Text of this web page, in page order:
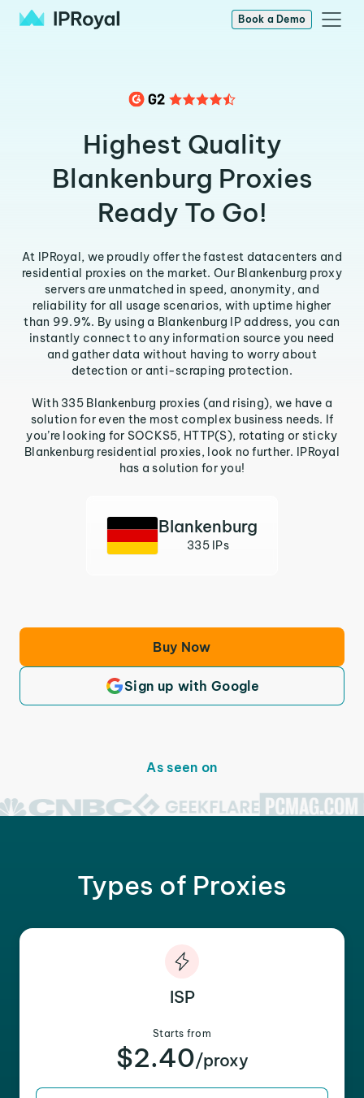
Book a Demo
Highest Quality
Blankenburg Proxies
Ready To Go!
At IPRoyal, we proudly offer the fastest datacenters and
residential proxies on the market. Our Blankenburg proxy
servers are unmatched in speed, anonymity, and
reliability for all usage scenarios, with uptime higher
than 99.9%. By using a Blankenburg IP address, you can
instantly connect to any information source you need
and gather data without having to worry about
detection or anti-scraping protection.
With 335 Blankenburg proxies (and rising), we have a
solution for even the most complex business needs. If
you’re looking for SOCKS5, HTTP(S), rotating or sticky
Blankenburg residential proxies, look no further. IPRoyal
has a solution for you!
Blankenburg
335 IPs
Buy Now
Sign up with Google
As seen on
Types of Proxies
ISP
Starts from
$2.40/proxy